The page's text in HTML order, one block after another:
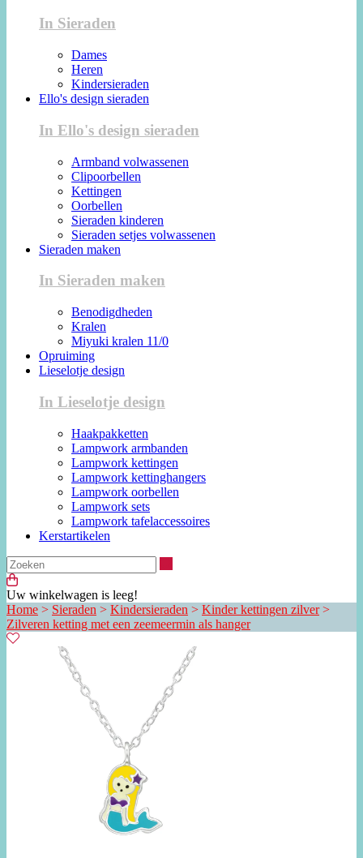
In Sieraden
Dames
Heren
Kindersieraden
Ello's design sieraden
In Ello's design sieraden
Armband volwassenen
Clipoorbellen
Kettingen
Oorbellen
Sieraden kinderen
Sieraden setjes volwassenen
Sieraden maken
In Sieraden maken
Benodigdheden
Kralen
Miyuki kralen 11/0
Opruiming
Lieselotje design
In Lieselotje design
Haakpakketten
Lampwork armbanden
Lampwork kettingen
Lampwork kettinghangers
Lampwork oorbellen
Lampwork sets
Lampwork tafelaccessoires
Kerstartikelen
Uw winkelwagen is leeg!
Home > Sieraden > Kindersieraden > Kinder kettingen zilver>
Zilveren ketting met een zeemeermin als hanger